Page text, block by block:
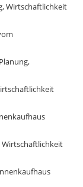
Wirtschaftlichkeit
Wirtschaftlichkeit